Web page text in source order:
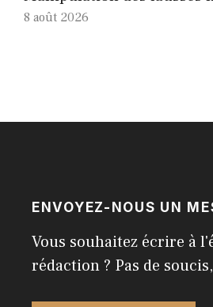
8 août 2026
ENVOYEZ-NOUS UN
Vous souhaitez écrire à
rédaction ? Pas de